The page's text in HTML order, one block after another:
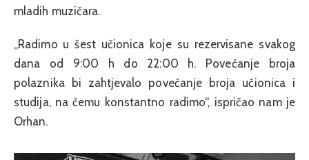
mladih muzičara.
„Radimo u šest učionica koje su rezervisane svakog
dana od 9:00 h do 22:00 h. Povećanje broja
polaznika bi zahtjevalo povećanje broja učionica i
studija, na čemu konstantno radimo“, ispričao nam je
Orhan.